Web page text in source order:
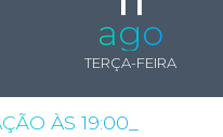
ÀS 19:00_
TERÇA-FEIRA
ago